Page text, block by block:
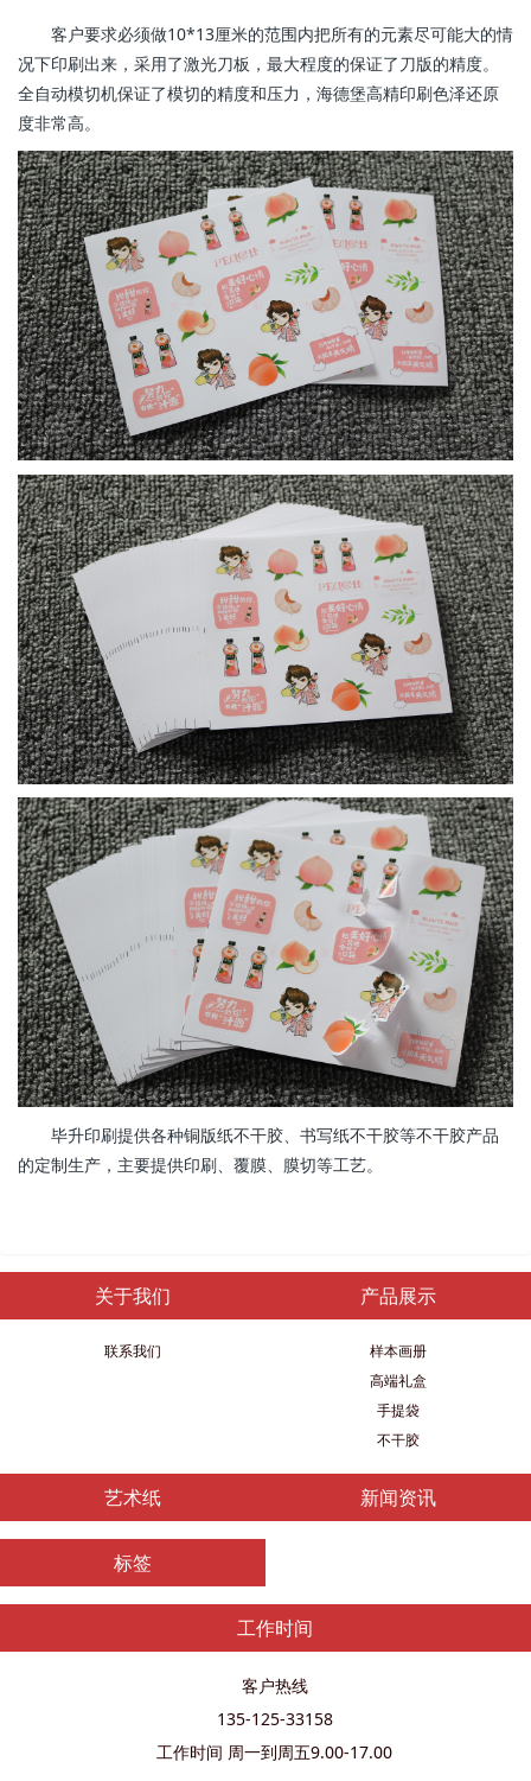
客户要求必须做10*13厘米的范围内把所有的元素尽可能大的情
况下印刷出来，采用了激光刀板，最大程度的保证了刀版的精度。
全自动模切机保证了模切的精度和压力，海德堡高精印刷色泽还原
度非常高。
毕升印刷提供各种铜版纸不干胶、书写纸不干胶等不干胶产品
的定制生产，主要提供印刷、覆膜、膜切等工艺。
关于我们
联系我们
产品展示
样本画册
高端礼盒
手提袋
不干胶
艺术纸 新闻资讯
标签
工作时间
客户热线
135-125-33158
工作时间 周一到周五9.00-17.00